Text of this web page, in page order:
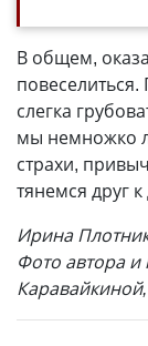
В общем,
слегка
мы немножко
страхи,
тянемся друг
Ирина
Фото автора